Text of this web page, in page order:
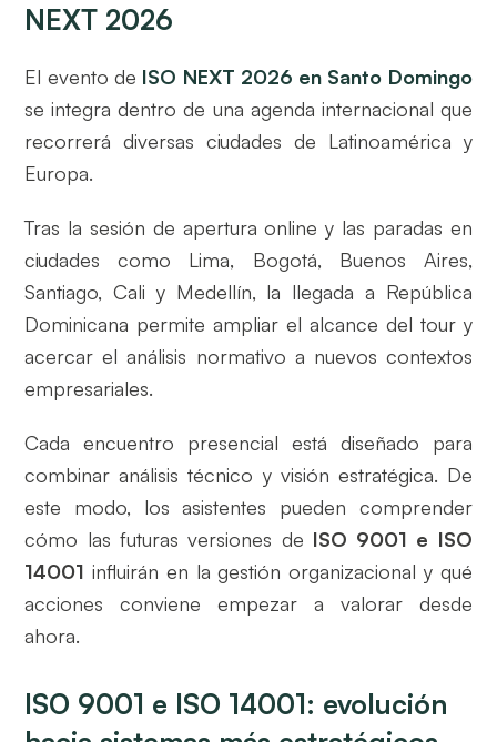
NEXT 2026
El evento de ISO NEXT 2026 en Santo Domingo
se integra dentro de una agenda internacional que
recorrerá diversas ciudades de Latinoamérica y
Europa.
Tras la sesión de apertura online y las paradas en
ciudades como Lima, Bogotá, Buenos Aires,
Santiago, Cali y Medellín, la llegada a República
Dominicana permite ampliar el alcance del tour y
acercar el análisis normativo a nuevos contextos
empresariales.
Cada encuentro presencial está diseñado para
combinar análisis técnico y visión estratégica. De
este modo, los asistentes pueden comprender
cómo las futuras versiones de ISO 9001 e ISO
14001 influirán en la gestión organizacional y qué
acciones conviene empezar a valorar desde
ahora.
ISO 9001 e ISO 14001: evolución